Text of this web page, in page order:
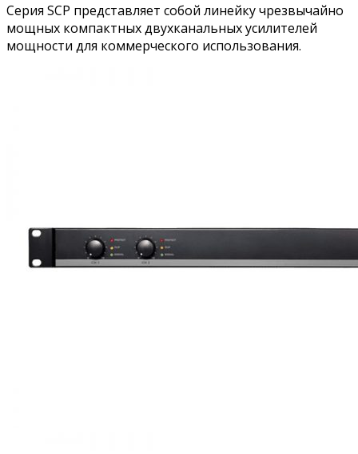
Серия SCP представляет собой линейку чрезвычайно
мощных компактных двухканальных усилителей
мощности для коммерческого использования.